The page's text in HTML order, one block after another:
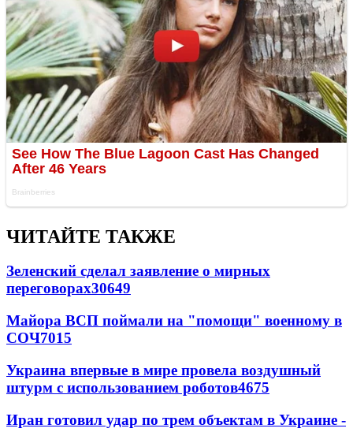
ЧИТАЙТЕ ТАКЖЕ
Зеленский сделал заявление о мирных
переговорах30649
Майора ВСП поймали на "помощи" военному в
СОЧ7015
Украина впервые в мире провела воздушный
штурм с использованием роботов4675
Иран готовил удар по трем объектам в Украине -